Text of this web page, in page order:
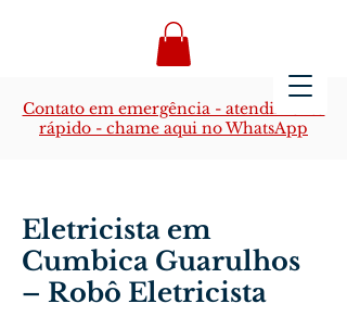
Contato em emergência - atendimento
rápido - chame aqui no WhatsApp
Eletricista em
Cumbica Guarulhos
– Robô Eletricista